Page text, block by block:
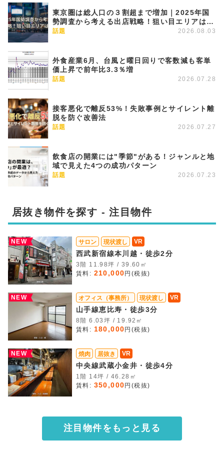
東京圏は総人口の３割超まで増加｜2025年国
勢調査から考える出店戦略！狙い目エリアはど
こか
話題 2026.08.03
外食産業6月、台風と曜日回りで客数減も客単
価上昇で前年比3.3％増
話題 2026.07.28
接客悪化で離反53%！失敗事例とサイレント離
脱を防ぐ改善法
話題 2026.07.27
飲食店の開業には"季節"がある！ジャンルと地
域で見えた4つの成功パターン
話題 2026.07.23
居抜き物件を探す - 注目物件
NEW サロン 現状渡し VR
西武新宿線本川越・徒歩2分
3階 11.98坪 / 39.60㎡
賃料: 210,000円(税抜)
NEW オフィス（事務所） 現状渡し VR
山手線恵比寿・徒歩3分
8階 6.03坪 / 19.92㎡
賃料: 180,000円(税抜)
NEW 焼肉 居抜き VR
中央線武蔵小金井・徒歩4分
1階 14坪 / 46.28㎡
賃料: 350,000円(税抜)
注目物件をもっと見る